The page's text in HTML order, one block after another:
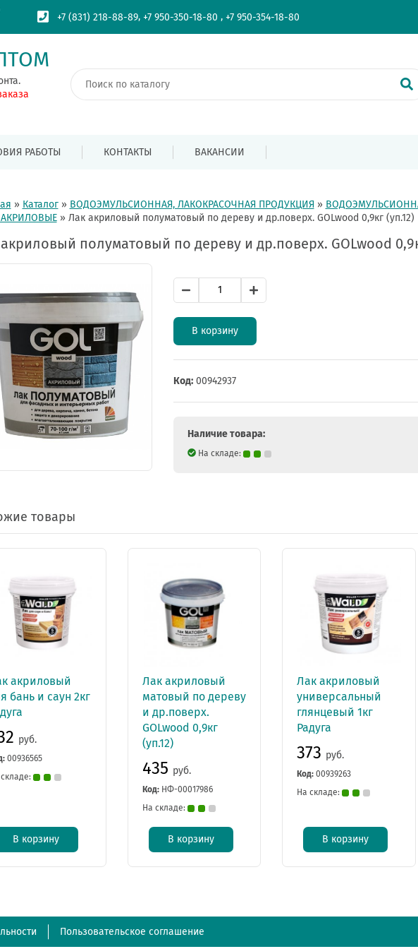
+7 (831) 218-88-89,+7 950-350-18-80 ,+7 950-354-18-80
РАБОТЫ КОНТАКТЫ ВАКАНСИИ
» Каталог» ВОДОЭМУЛЬСИОННАЯ, ЛАКОКРАСОЧНАЯ ПРОДУКЦИЯ »
» Лак акриловый полуматовый по дереву и др.поверх. GOLwood 0,9кг (уп.12)
полуматовый по дереву и др.поверх. GOLwood
В корзину
Код:00942937
Наличие товара:
На складе:
товары
акриловый
бань и саун 2кг
руб.
00936565
В корзину
Лак акриловый
матовый по дереву
и др.поверх.
GOLwood 0,9кг
(уп.12)
435 руб.
Код: НФ-00017986
На складе:
В корзину
Лак акриловый
универсальный
глянцевый 1кг
Радуга
373 руб.
Код:00939263
На складе:
В корзину
Пользовательское соглашение